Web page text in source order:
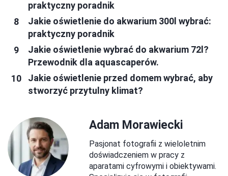
praktyczny poradnik
Jakie oświetlenie do akwarium 300l wybrać:
praktyczny poradnik
Jakie oświetlenie wybrać do akwarium 72l?
Przewodnik dla aquascaperów.
Jakie oświetlenie przed domem wybrać, aby
stworzyć przytulny klimat?
Adam Morawiecki
Pasjonat fotografii z wieloletnim
doświadczeniem w pracy z
aparatami cyfrowymi i obiektywami.